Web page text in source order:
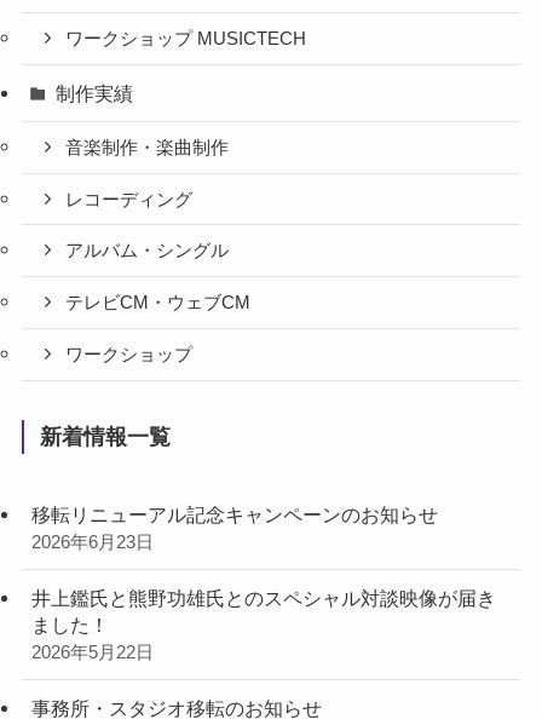
ワークショップ MUSICTECH
制作実績
音楽制作・楽曲制作
レコーディング
アルバム・シングル
テレビCM・ウェブCM
ワークショップ
新着情報一覧
移転リニューアル記念キャンペーンのお知らせ
2026年6月23日
井上鑑氏と熊野功雄氏とのスペシャル対談映像が届き
ました！
2026年5月22日
事務所・スタジオ移転のお知らせ